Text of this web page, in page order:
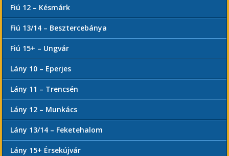
Fiú 12 – Késmárk
Fiú 13/14 – Besztercebánya
Fiú 15+ – Ungvár
Lány 10 – Eperjes
Lány 11 – Trencsén
Lány 12 – Munkács
Lány 13/14 – Feketehalom
Lány 15+ Érsekújvár